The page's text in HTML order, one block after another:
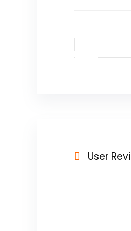
User